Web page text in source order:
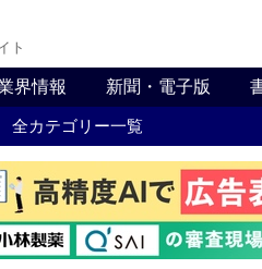
ト
界情報 新聞・電子版
全カテゴリー一覧